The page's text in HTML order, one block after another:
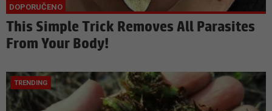
This Simple Trick Removes All Parasites
From Your Body!